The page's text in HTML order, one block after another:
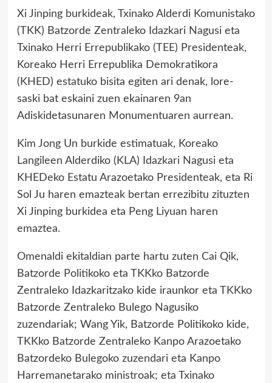
Xi Jinping burkideak, Txinako Alderdi Komunistako
(TKK) Batzorde Zentraleko Idazkari Nagusi eta
Txinako Herri Errepublikako (TEE) Presidenteak,
Koreako Herri Errepublika Demokratikora
(KHED) estatuko bisita egiten ari denak, lore-
saski bat eskaini zuen ekainaren 9an
Adiskidetasunaren Monumentuaren aurrean.
Kim Jong Un burkide estimatuak, Koreako
Langileen Alderdiko (KLA) Idazkari Nagusi eta
KHEDeko Estatu Arazoetako Presidenteak, eta Ri
Sol Ju haren emazteak bertan errezibitu zituzten
Xi Jinping burkidea eta Peng Liyuan haren
emaztea.
Omenaldi ekitaldian parte hartu zuten Cai Qik,
Batzorde Politikoko eta TKKko Batzorde
Zentraleko Idazkaritzako kide iraunkor eta TKKko
Batzorde Zentraleko Bulego Nagusiko
zuzendariak; Wang Yik, Batzorde Politikoko kide,
TKKko Batzorde Zentraleko Kanpo Arazoetako
Batzordeko Bulegoko zuzendari eta Kanpo
Harremanetarako ministroak; eta Txinako